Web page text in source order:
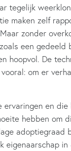
tegelijk
maken zelf
zonder
een gedeeld
hoopvol. De
om er
en die
hebben om
adoptiegraad
eigenaarschap in